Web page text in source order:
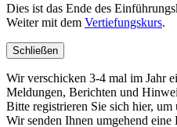
Dies ist das Ende des
Weiter mit dem Vertiefungskurs.
Schließen
Wir verschicken 3-4 mal im Jahr
Meldungen, Berichten und
Bitte registrieren Sie sich hier, um
Wir senden Ihnen umgehend